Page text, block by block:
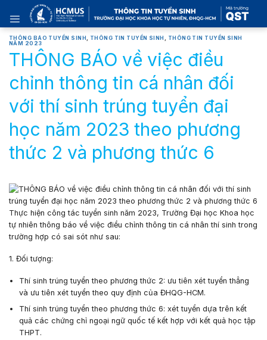
content
THÔNG BÁO TUYỂN SINH THÔNG TIN TUYỂN SINH
THÔNG TIN TUYỂN SINH
NĂM 2023
THÔNG BÁO về việc điều
chỉnh thông tin cá nhân đối
với thí sinh trúng tuyển đại
học năm 2023 theo phương
thức 2 và phương thức 6
Thực hiện công tác tuyển sinh năm 2023, Trường Đại học Khoa học
tự nhiên thông báo về việc điều chỉnh thông tin cá nhân thí sinh trong
trường hợp có sai sót như sau:
1. Đối tượng:
Thí sinh trúng tuyển theo phương thức 2: ưu tiên xét tuyển thẳng
và ưu tiên xét tuyển theo quy định của ĐHQG-HCM.
Thí sinh trúng tuyển theo phương thức 6: xét tuyển dựa trên kết
quả các chứng chỉ ngoại ngữ quốc tế kết hợp với kết quả học tập
THPT.